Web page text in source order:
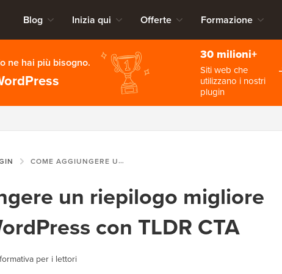
Blog Inizia qui Offerte Formazione
ne hai più bisogno.
30 milioni+
Siti web che
utilizzano i nostri
plugin
COME AGGIUNGERE UN RIEPILOGO MIGLIORE NEI POST DI WORDPRESS CON TLDR CTA
un riepilogo migliore
con TLDR CTA
per i lettori